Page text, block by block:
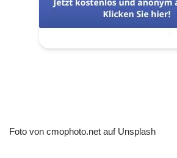
Foto von cmophoto.net auf Unsplash